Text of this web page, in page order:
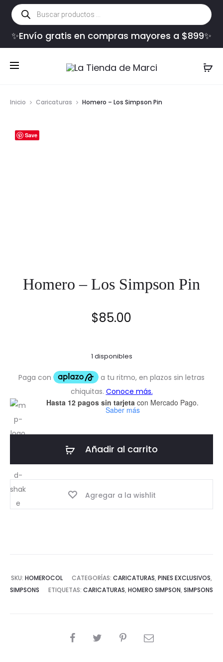
Búsqueda
de
productos
✨Envío gratis en compras mayores a $899✨
Inicio Caricaturas Homero – Los Simpson Pin
Save
Homero – Los Simpson Pin
$85.00
1 disponibles
Hasta 12 pagos sin tarjeta con Mercado Pago.
Saber más
Añadir al carrito
Agregar a la wishlit
SKU: HOMEROCOL CATEGORÍAS: CARICATURAS, PINES EXCLUSIVOS,
SIMPSONS
ETIQUETAS: CARICATURAS, HOMERO SIMPSON, SIMPSONS
COMPARTIR